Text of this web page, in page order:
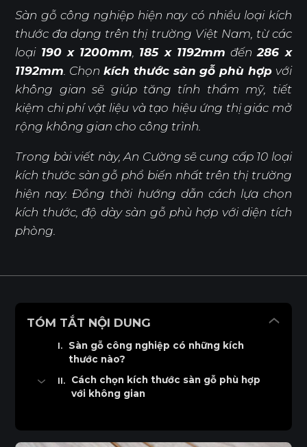
Sàn gỗ công nghiệp hiện nay có nhiều loại kích
thước đa dạng trên thị trường Việt Nam, từ các
loại 190 x 1200mm, 185 x 1192mm đến286 x
1192mm. Chọn kích thước sàn gỗ phù hợpvới
không gian sẽ giúp tăng tính thẩm mỹ, tiết
kiệm chi phí vật liệu và tạo hiệu ứng thị giác mở
rộng không gian cho công trình.
Trong bài viết này, An Cường sẽ cung cấp 10 loại
kích thước sàn gỗ phổ biến nhất trên thị trường
hiện nay. Đồng thời hướng dẫn cách lựa chọn
kích thước, độ dày sàn gỗ phù hợp với diện tích
phòng.
TÓM TẮT NỘI DUNG
Sàn gỗ công nghiệp có những kích
thước nào?
Cách chọn kích thước sàn gỗ phù hợp
với không gian
Cách chọn khổ ván (chiều dài và chiều rộng)